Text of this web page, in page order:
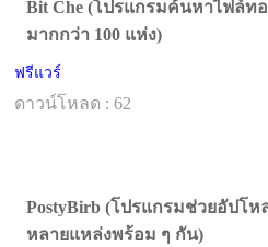
Bit Che (โปรแกรมค้นหาไฟล์ท
มากกว่า 100 แห่ง)
ฟรีแวร์
ดาวน์โหลด : 62
PostyBirb (โปรแกรมช่วยอัปโ
หลายแหล่งพร้อม ๆ กัน)